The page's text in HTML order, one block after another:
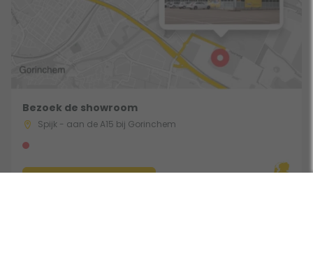
Bezoek de showroom
Spijk - aan de A15 bij Gorinchem